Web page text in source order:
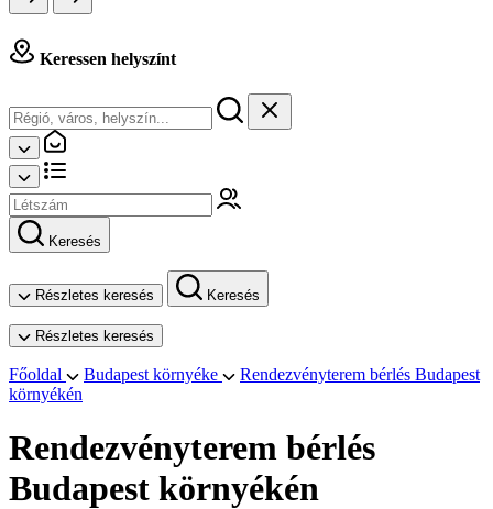
Keressen helyszínt
Keresés
Részletes keresés Keresés
Részletes keresés
Főoldal Budapest környéke
Rendezvényterem bérlés Budapest
környékén
Rendezvényterem bérlés
Budapest környékén